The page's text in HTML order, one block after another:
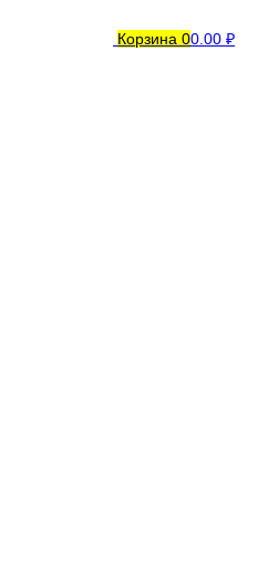
Корзина 00.00 ₽